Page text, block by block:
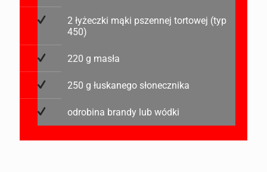
2 łyżeczki mąki pszennej tortowej (typ
450)
220 g masła
250 g łuskanego słonecznika
odrobina brandy lub wódki